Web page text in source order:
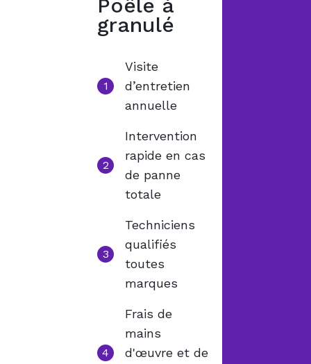
Poêle à
granulé
1
Visite
d’entretien
annuelle
2
Intervention
rapide en cas
de panne
totale
3
Techniciens
qualifiés
toutes
marques
4
Frais de
mains
d'œuvre et de